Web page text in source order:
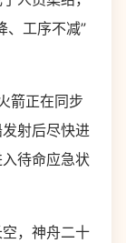
、工序不减”
箭正在同步
射后尽快进
待命应急状
，神舟二十